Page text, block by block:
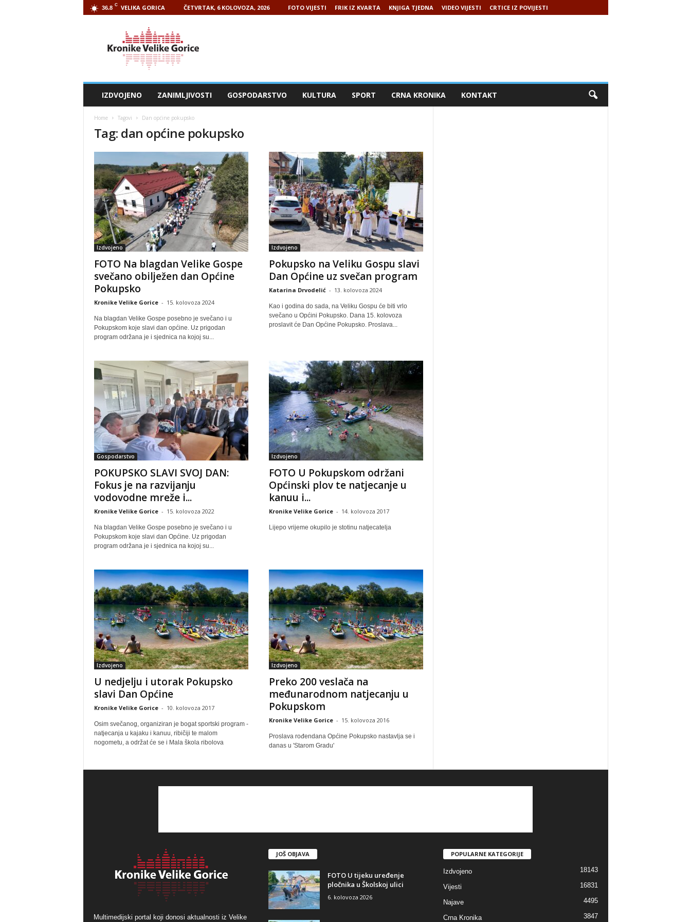
36.8 C VELIKA GORICA ČETVRTAK, 6 KOLOVOZA, 2026 FOTO VIJESTI FRIK IZ KVARTA KNJIGA TJEDNA VIDEO VIJESTI CRTICE IZ POVIJESTI
IZDVOJENO ZANIMLJIVOSTI GOSPODARSTVO KULTURA SPORT CRNA KRONIKA KONTAKT
Home Tagovi Dan općine pokupsko
Tag: dan općine pokupsko
Izdvojeno
FOTO Na blagdan Velike Gospe
svečano obilježen dan Općine
Pokupsko
Kronike Velike Gorice - 15. kolovoza 2024
Na blagdan Velike Gospe posebno je svečano i u
Pokupskom koje slavi dan općine. Uz prigodan
program održana je i sjednica na kojoj su...
Izdvojeno
Pokupsko na Veliku Gospu slavi
Dan Općine uz svečan program
Katarina Drvodelić - 13. kolovoza 2024
Kao i godina do sada, na Veliku Gospu će biti vrlo
svečano u Općini Pokupsko. Dana 15. kolovoza
proslavit će Dan Općine Pokupsko. Proslava...
Gospodarstvo
POKUPSKO SLAVI SVOJ DAN:
Fokus je na razvijanju
vodovodne mreže i...
Kronike Velike Gorice - 15. kolovoza 2022
Na blagdan Velike Gospe posebno je svečano i u
Pokupskom koje slavi dan Općine. Uz prigodan
program održana je i sjednica na kojoj su...
Izdvojeno
FOTO U Pokupskom održani
Općinski plov te natjecanje u
kanuu i...
Kronike Velike Gorice - 14. kolovoza 2017
Lijepo vrijeme okupilo je stotinu natjecatelja
Izdvojeno
U nedjelju i utorak Pokupsko
slavi Dan Općine
Kronike Velike Gorice - 10. kolovoza 2017
Osim svečanog, organiziran je bogat sportski program -
natjecanja u kajaku i kanuu, ribičiji te malom
nogometu, a održat će se i Mala škola ribolova
Izdvojeno
Preko 200 veslača na
međunarodnom natjecanju u
Pokupskom
Kronike Velike Gorice - 15. kolovoza 2016
Proslava rođendana Općine Pokupsko nastavlja se i
danas u 'Starom Gradu'
Multimedijski portal koji donosi aktualnosti iz Velike
JOŠ OBJAVA
FOTO U tijeku uređenje
pločnika u Školskoj ulici
6. kolovoza 2026
POPULARNE KATEGORIJE
Izdvojeno 18143
Vijesti 16831
Najave 4495
Crna Kronika 3847